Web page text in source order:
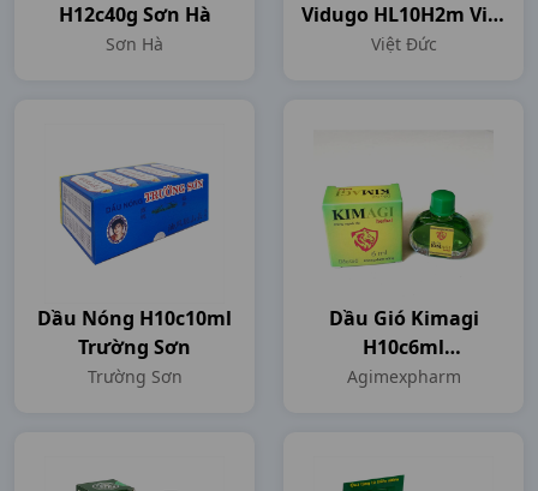
H12c40g Sơn Hà
Sơn Hà
Vidugo HL10H2m Việt
Đức
Việt Đức
Dầu Nóng H10c10ml
Trường Sơn
Trường Sơn
Dầu Gió Kimagi
H10c6ml
Agimexpharm
Agimexpharm